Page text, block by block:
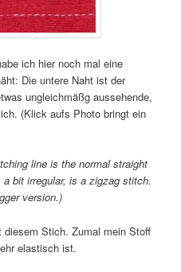
ich hier noch mal eine
Die untere Naht ist der
ungleichmäßg aussehende,
(Klick aufs Photo bringt ein
line is the normal straight
bit irregular, is a zigzag stitch.
version.)
Stich. Zumal mein Stoff
elastisch ist.